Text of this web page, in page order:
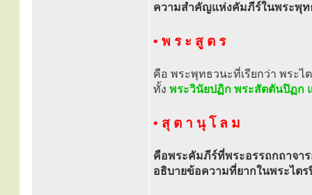
ความสำคัญแห่งคัมภีร์ในพระพุ
• พ ร ะ สู ต ร
คือ พระพุทธวนะที่เรียกว่า พระไ
ทั้ง พระวินัยปฏิก พระสัตตันปิฏก
• สุ ต า นุ โ ล ม
คือพระคัมภีร์ที่พระอรรถกถาจา
อธิบายข้อความที่ยากในพระไตร